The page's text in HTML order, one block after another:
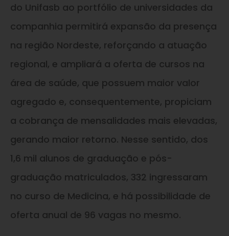
do Unifasb ao portfólio de universidades da
companhia permitirá expansão da presença
na região Nordeste, reforçando a atuação
regional, e ampliará a oferta de cursos na
área de saúde, que possuem maior valor
agregado e, consequentemente, propiciam
a cobrança de mensalidades mais elevadas,
gerando maior retorno. Nesse sentido, dos
1,6 mil alunos de graduação e pós-
graduação matriculados, 332 ingressaram
no curso de Medicina, e há possibilidade de
oferta anual de 96 vagas no mesmo.